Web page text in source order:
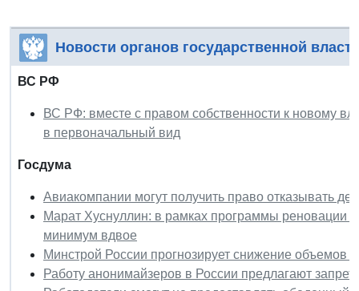
Новости органов государственной
ВС РФ
ВС РФ: вместе с правом собственности к новому
в первоначальный вид
Госдума
Авиакомпании могут получить право отказывать
Марат Хуснуллин: в рамках программы реновации
минимум вдвое
Минстрой России прогнозирует снижение объемов
Работу анонимайзеров в России предлагают